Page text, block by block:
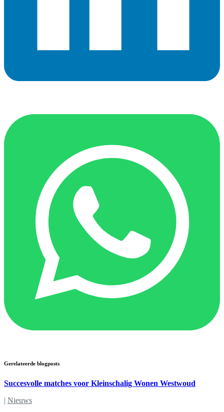
Gerelateerde blogposts
Succesvolle matches voor Kleinschalig Wonen Westwoud
| Nieuws